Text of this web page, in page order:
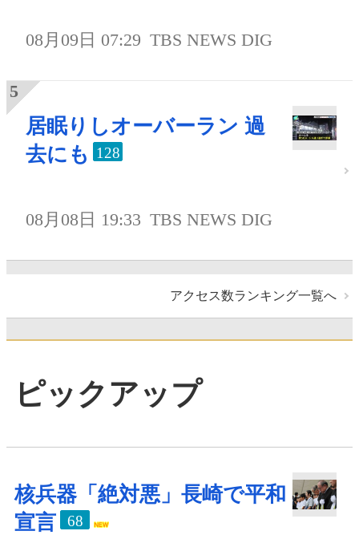
08月09日 07:29 TBS NEWS DIG
居眠りしオーバーラン 過
去にも
128
08月08日 19:33 TBS NEWS DIG
アクセス数ランキング一覧へ
ピックアップ
核兵器「絶対悪」長崎で平和
宣言
68